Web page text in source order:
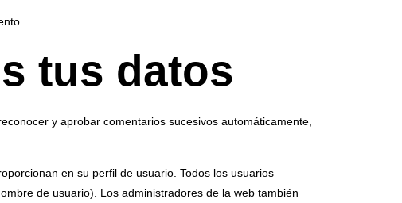
tus datos
y aprobar comentarios sucesivos automáticamente,
en su perfil de usuario. Todos los usuarios
de usuario). Los administradores de la web también